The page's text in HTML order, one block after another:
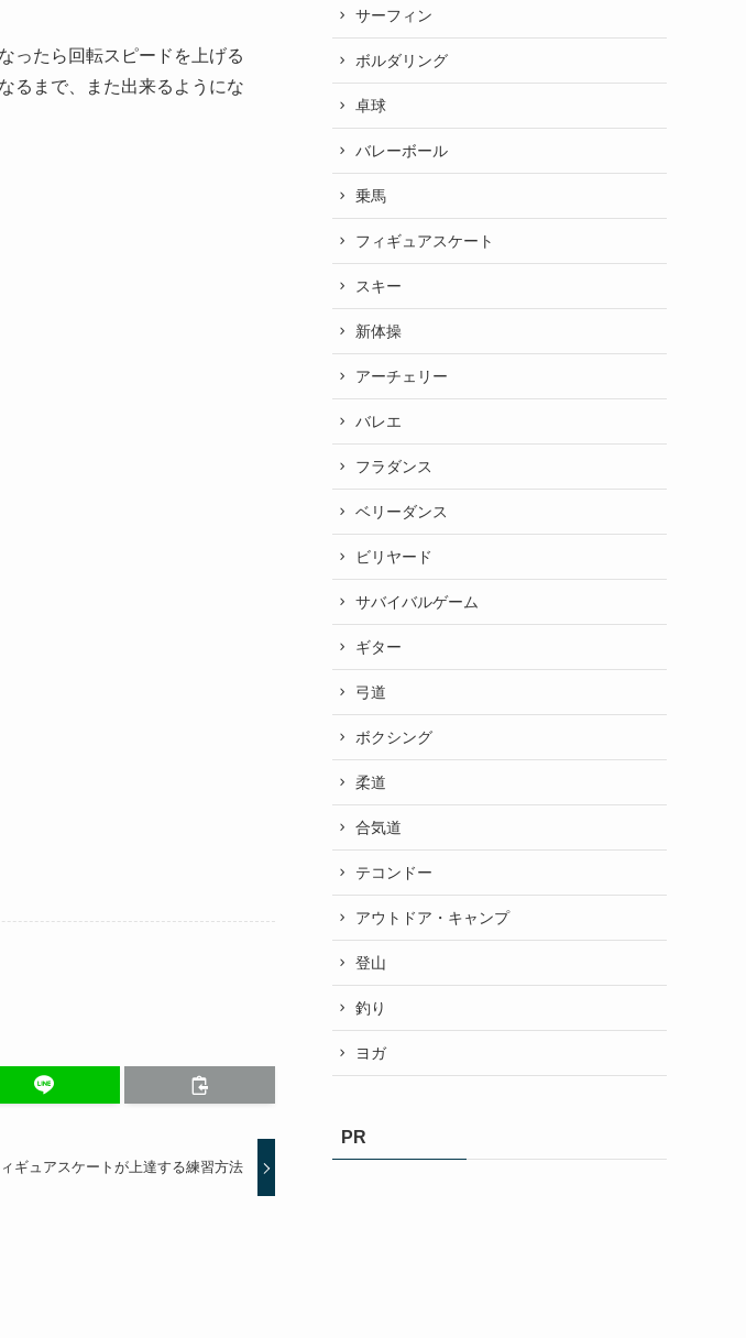
ったら回転スピードを上げる
るまで、また出来るようにな
ギュアスケートが上達する練習方法
サーフィン
ボルダリング
卓球
バレーボール
乗馬
フィギュアスケート
スキー
新体操
アーチェリー
バレエ
フラダンス
ベリーダンス
ビリヤード
サバイバルゲーム
ギター
弓道
ボクシング
柔道
合気道
テコンドー
アウトドア・キャンプ
登山
釣り
ヨガ
PR